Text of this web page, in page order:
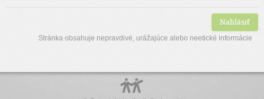
Nahlásiť
Stránka obsahuje nepravdivé, urážajúce alebo neetické informácie